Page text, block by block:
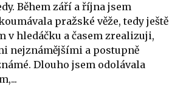
Během září a října jsem
pražské věže, tedy ještě
v hledáčku a časem zrealizuji,
nejznámějšími a postupně
Dlouho jsem odolávala